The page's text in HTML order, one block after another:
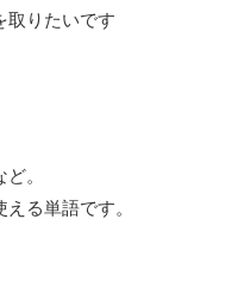
取りたいです
。
る単語です。